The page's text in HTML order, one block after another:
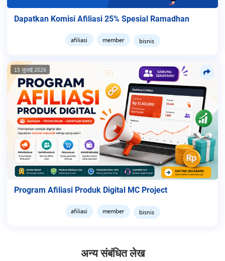
Dapatkan Komisi Afiliasi 25% Spesial Ramadhan
afiliasi member bisnis
15 जुलाई 2026
Program Afiliasi Produk Digital MC Project
afiliasi member bisnis
अन्य संबंधित लेख